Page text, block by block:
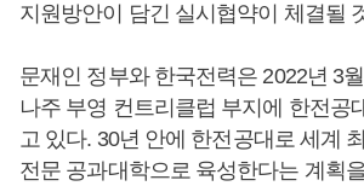
지원방안이 담긴 실시협약이 체결될
문재인 정부와 한국전력은 2022년 3
나주 부영 컨트리클럽 부지에 한전공
고 있다. 30년 안에 한전공대로 세계
전문 공과대학으로 육성한다는 계획